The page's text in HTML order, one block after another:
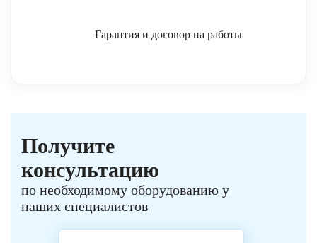
Гарантия и договор на работы
Получите
консультацию
по необходимому оборудованию у
наших специалистов